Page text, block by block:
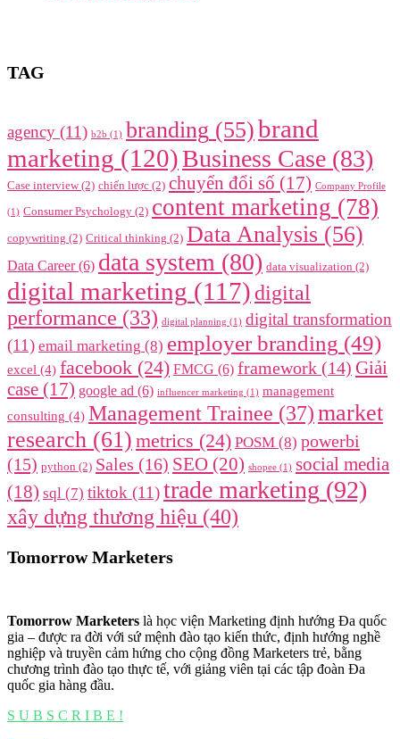
TAG
agency (11) b2b (1) branding (55)brand
marketing (120)Business Case (83)
Case interview(2) chiến lược (2) chuyển đổi số (17) Company Profile
(1) Consumer Psychology (2) content marketing (78)
copywriting (2) Critical thinking (2) Data Analysis (56)
Data Career(6) data system (80) data visualization (2)
digital marketing (117) digital
performance (33) digital planning (1) digital transformation
(11) email marketing (8) employer branding (49)
excel (4) facebook (24) FMCG (6) framework (14) Giải
case (17) google ad (6) influencer marketing (1) management
consulting (4) Management Trainee (37)market
research (61) metrics (24) POSM (8) powerbi
(15) python (2) Sales (16) SEO (20) shopee (1) social media
(18) sql (7) tiktok (11)trade marketing (92)
xây dựng thương hiệu (40)
Tomorrow Marketers
Tomorrow Marketers là học viện Marketing định hướng Đa quốc
gia – được ra đời với sứ mệnh đào tạo kiến thức, định hướng nghề
nghiệp và truyền cảm hứng cho cộng đồng Marketers trẻ, bằng
chương trình đào tạo thực tế, với giảng viên tại các tập đoàn Đa
quốc gia hàng đầu.
S U B S C R I B E !